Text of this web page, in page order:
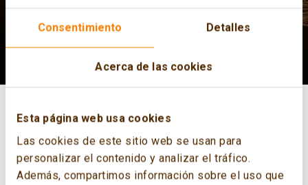
Consentimiento Detalles
Acerca de las cookies
Esta página web usa cookies
Las cookies de este sitio web se usan para
personalizar el contenido y analizar el tráfico.
Además, compartimos información sobre el uso que